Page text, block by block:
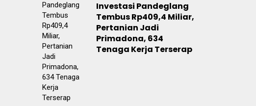
Investasi Pandeglang
Tembus Rp409,4 Miliar,
Pertanian Jadi
Primadona, 634
Tenaga Kerja Terserap